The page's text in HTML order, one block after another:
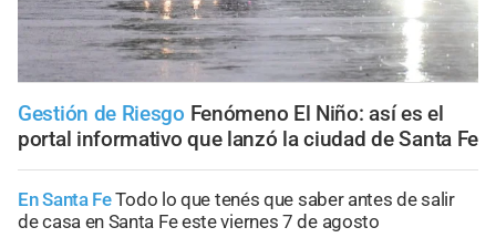
Gestión de Riesgo Fenómeno El Niño: así es el
portal informativo que lanzó la ciudad de Santa Fe
En Santa FeTodo lo que tenés que saber antes de salir
de casa en Santa Fe este viernes 7 de agosto